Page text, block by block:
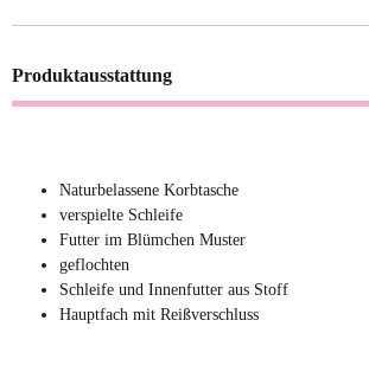
Produktausstattung
Naturbelassene Korbtasche
verspielte Schleife
Futter im Blümchen Muster
geflochten
Schleife und Innenfutter aus Stoff
Hauptfach mit Reißverschluss